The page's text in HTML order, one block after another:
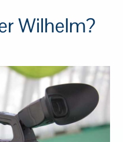
Wilhelm?